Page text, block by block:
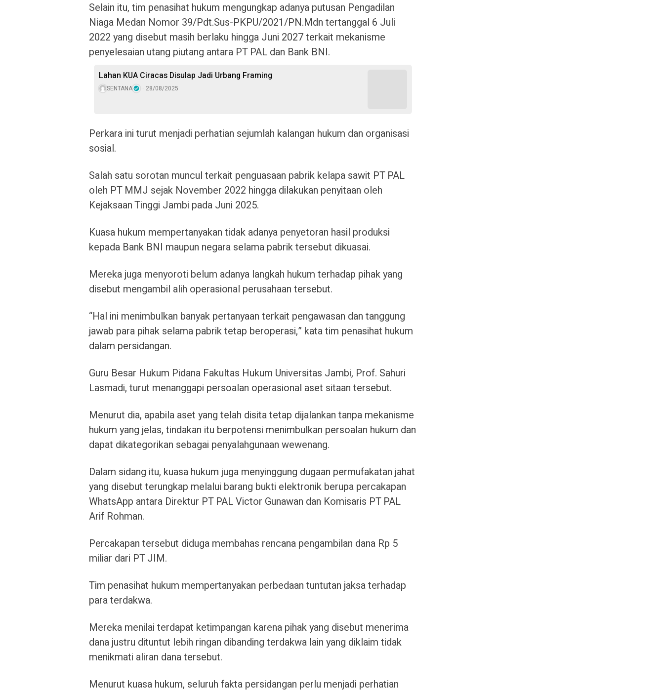
Selain itu, tim penasihat hukum mengungkap adanya putusan Pengadilan
Niaga Medan Nomor 39/Pdt.Sus-PKPU/2021/PN.Mdn tertanggal 6 Juli
2022 yang disebut masih berlaku hingga Juni 2027 terkait mekanisme
penyelesaian utang piutang antara PT PAL dan Bank BNI.
Lahan KUA Ciracas Disulap Jadi Urbang Framing
SENTANA 28/08/2025
Perkara ini turut menjadi perhatian sejumlah kalangan hukum dan organisasi
sosial.
Salah satu sorotan muncul terkait penguasaan pabrik kelapa sawit PT PAL
oleh PT MMJ sejak November 2022 hingga dilakukan penyitaan oleh
Kejaksaan Tinggi Jambi pada Juni 2025.
Kuasa hukum mempertanyakan tidak adanya penyetoran hasil produksi
kepada Bank BNI maupun negara selama pabrik tersebut dikuasai.
Mereka juga menyoroti belum adanya langkah hukum terhadap pihak yang
disebut mengambil alih operasional perusahaan tersebut.
“Hal ini menimbulkan banyak pertanyaan terkait pengawasan dan tanggung
jawab para pihak selama pabrik tetap beroperasi,” kata tim penasihat hukum
dalam persidangan.
Guru Besar Hukum Pidana Fakultas Hukum Universitas Jambi, Prof. Sahuri
Lasmadi, turut menanggapi persoalan operasional aset sitaan tersebut.
Menurut dia, apabila aset yang telah disita tetap dijalankan tanpa mekanisme
hukum yang jelas, tindakan itu berpotensi menimbulkan persoalan hukum dan
dapat dikategorikan sebagai penyalahgunaan wewenang.
Dalam sidang itu, kuasa hukum juga menyinggung dugaan permufakatan jahat
yang disebut terungkap melalui barang bukti elektronik berupa percakapan
WhatsApp antara Direktur PT PAL Victor Gunawan dan Komisaris PT PAL
Arif Rohman.
Percakapan tersebut diduga membahas rencana pengambilan dana Rp 5
miliar dari PT JIM.
Tim penasihat hukum mempertanyakan perbedaan tuntutan jaksa terhadap
para terdakwa.
Mereka menilai terdapat ketimpangan karena pihak yang disebut menerima
dana justru dituntut lebih ringan dibanding terdakwa lain yang diklaim tidak
menikmati aliran dana tersebut.
Menurut kuasa hukum, seluruh fakta persidangan perlu menjadi perhatian